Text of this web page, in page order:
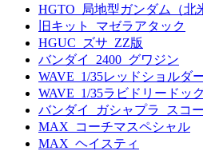
HGTO_局地型ガンダム（北
旧キット_マゼラアタック
HGUC_ズサ_ZZ版
バンダイ_2400_グワジン
WAVE_1/35レッドショルダ
WAVE_1/35ラビドリードッ
バンダイ_ガシャプラ_スコ
MAX_コーチマスペシャル
MAX_ヘイスティ